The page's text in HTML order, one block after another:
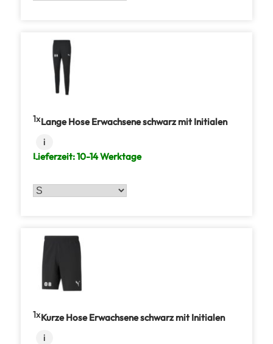
1 Lange Hose Erwachsene schwarz mit Initialen
i
Lieferzeit:10-14 Werktage
1 Kurze Hose Erwachsene schwarz mit Initialen
i